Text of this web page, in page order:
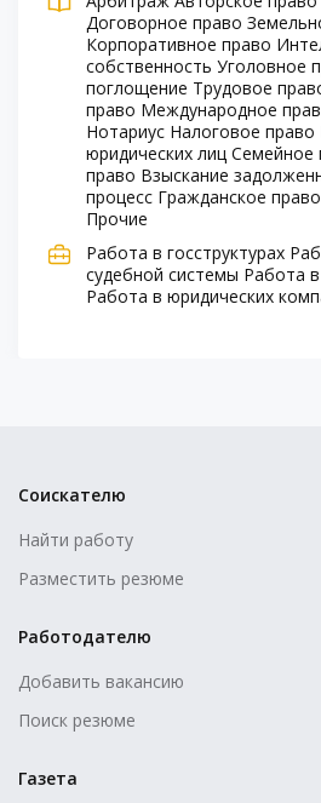
Договорное право
Корпоративное право
собственность Уголовное
поглощение Трудовое
право Международное
Нотариус Налоговое право
юридических лиц Семейное
право Взыскание
процесс Гражданское право
Прочие
Работа в госструктурах
судебной системы Работа
Работа в юридических
Соискателю
Найти работу
Разместить резюме
Работодателю
Добавить вакансию
Поиск резюме
Газета